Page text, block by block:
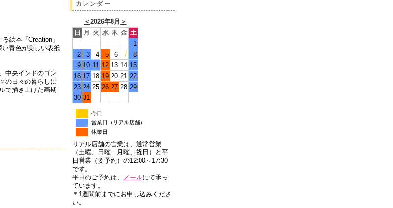
絵本「Creation」
い青色が美しい表紙
中央インドのゴン
の日々の暮らしに
で描き上げた画期
カレンダー
＜2026年8月 ＞
日
月 火 水 木 金 土
1
2
3 4 5 6 7
8
9 10 11 12 13 14 15
16 17 18 19 20 21 22
23 24 25 26 27 28 29
30 31
今日
営業日（リアル店舗）
休業日
リアル店舗の営業は、通常営業
（土曜、日曜、月曜、祝日）と平
日営業（要予約）の12:00～17:30
です。
平日のご予約は、
メールにて承っ
ています。
＊1週間前までにお申し込みくださ
い。